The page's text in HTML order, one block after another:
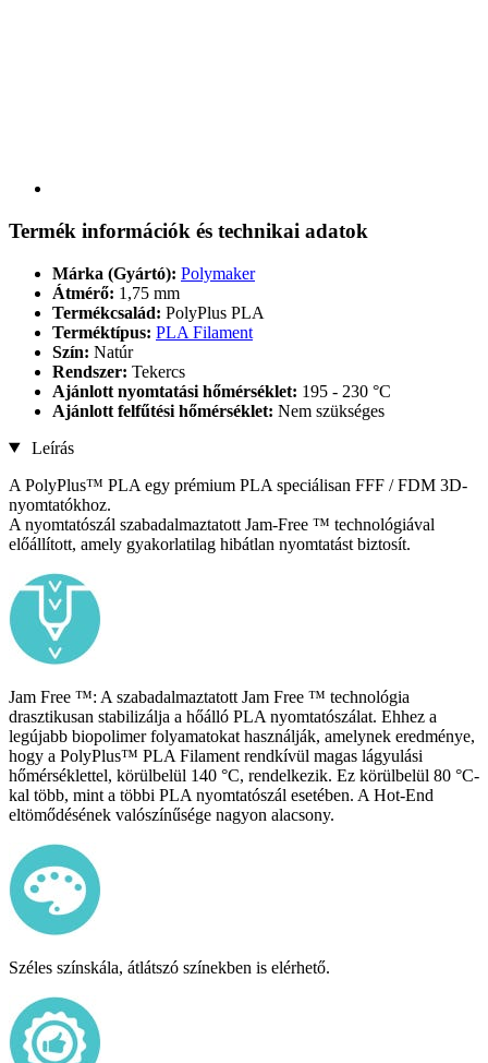
Termék információk és technikai adatok
Márka (Gyártó): Polymaker
Átmérő: 1,75 mm
Termékcsalád: PolyPlus PLA
Terméktípus: PLA Filament
Szín: Natúr
Rendszer: Tekercs
Ajánlott nyomtatási hőmérséklet: 195 - 230 °C
Ajánlott felfűtési hőmérséklet: Nem szükséges
Leírás
A PolyPlus™ PLA egy prémium PLA speciálisan FFF / FDM 3D-
nyomtatókhoz.
A nyomtatószál szabadalmaztatott Jam-Free ™ technológiával
előállított, amely gyakorlatilag hibátlan nyomtatást biztosít.
Jam Free ™: A szabadalmaztatott Jam Free ™ technológia
drasztikusan stabilizálja a hőálló PLA nyomtatószálat. Ehhez a
legújabb biopolimer folyamatokat használják, amelynek eredménye,
hogy a PolyPlus™ PLA Filament rendkívül magas lágyulási
hőmérséklettel, körülbelül 140 °C, rendelkezik. Ez körülbelül 80 °C-
kal több, mint a többi PLA nyomtatószál esetében. A Hot-End
eltömődésének valószínűsége nagyon alacsony.
Széles színskála, átlátszó színekben is elérhető.